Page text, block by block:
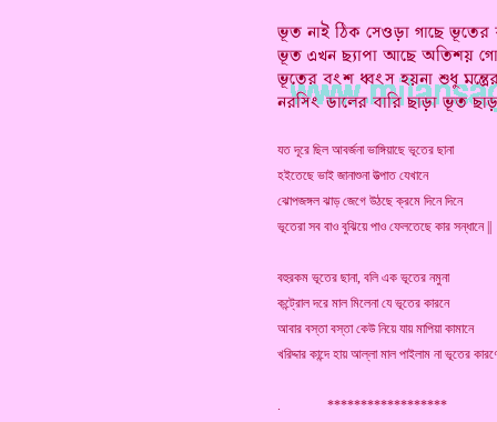
যত দূরে ছিল আবর্জনা ভাঙ্গিয়াছে ভূতের ছানা
হইতেছে ভাই জানাশুনা উত্পাত যেখানে
ঝোপজঙ্গল ঝাড় জেগে উঠছে ক্রমে দিনে দিনে
ভূতেরা সব বাও বুঝিয়ে পাও ফেলতেছে কার সন্ধানে ||
বহুরকম ভূতের ছানা, বলি এক ভূতের নমুনা
কন্ট্রোল দরে মাল মিলেনা যে ভূতের কারনে
আবার বস্তা বস্তা কেউ নিয়ে যায় মাপিয়া কামানে
খরিদ্দার কান্দে হায় আল্লা মাল পাইলাম না ভূতের
. ******************